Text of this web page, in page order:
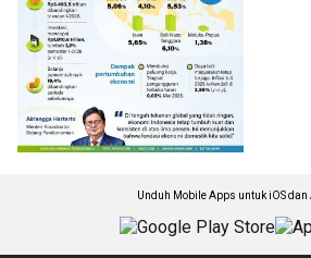
Unduh Mobile Apps untuk iOS dan